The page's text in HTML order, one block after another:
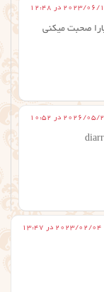
06/14 در 12:48
صحبت میکنی
05/23 در 10:52
2023/02/04 در 13:47